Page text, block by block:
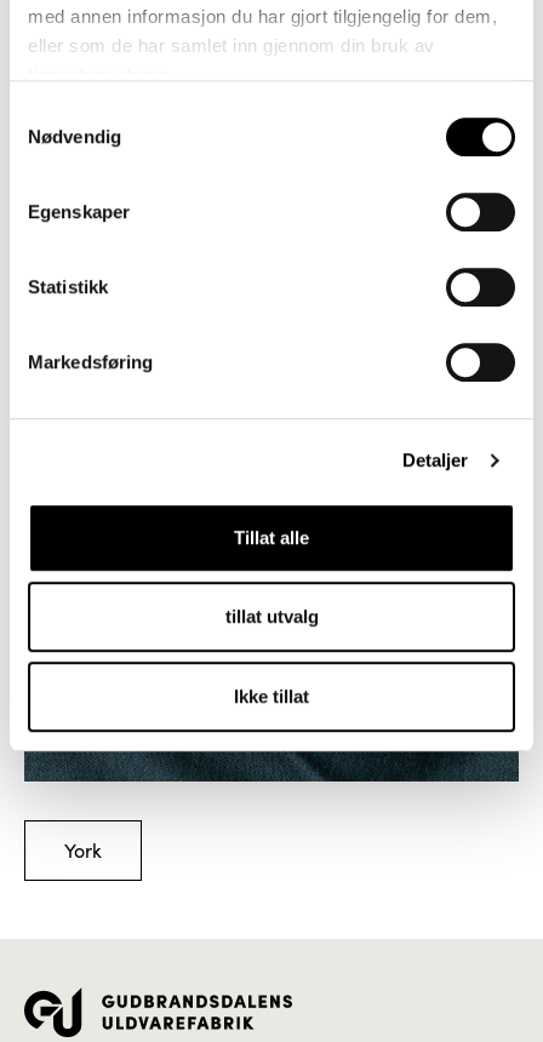
med annen informasjon du har gjort tilgjengelig for dem,
eller som de har samlet inn gjennom din bruk av
Nødvendig
Egenskaper
Statistikk
Markedsføring
Detaljer
Tillat alle
tillat utvalg
Ikke tillat
Bardal
Arkiv 4
York